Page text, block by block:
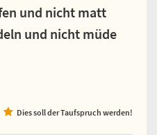
und nicht matt
und nicht müde
Dies soll der Taufspruch werden!